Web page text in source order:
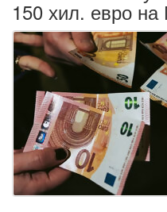
150 хил. евро